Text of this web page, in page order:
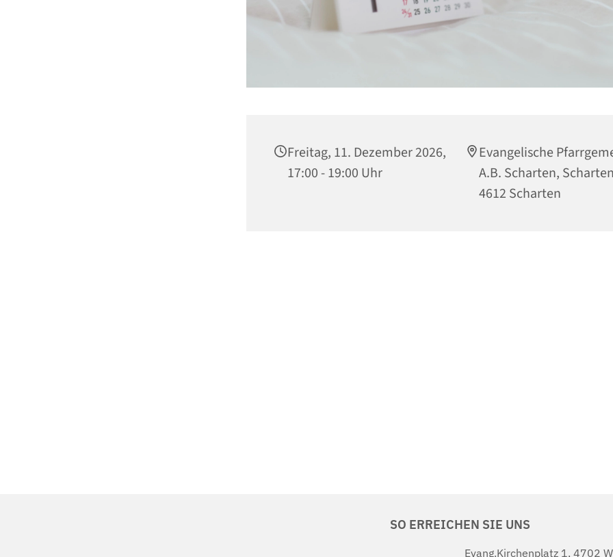
Freitag, 11. Dezember 2026,
17:00 - 19:00 Uhr
Evangelische
A.B. Scharten,
4612 Scharten
SO ERREICHEN SIE UNS
Evang.Kirchenplatz 1, 4702